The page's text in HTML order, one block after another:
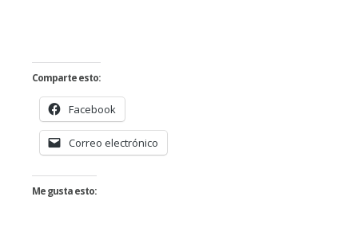
Comparte esto:
Facebook
Correo electrónico
Me gusta esto: